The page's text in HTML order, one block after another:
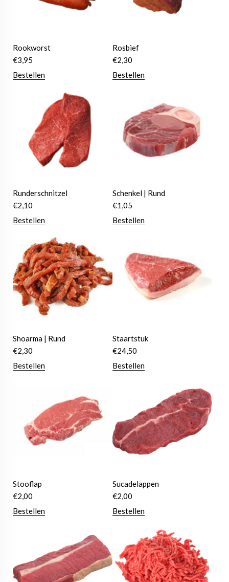
Rookworst
€3,95
Bestellen
Rosbief
€2,30
Bestellen
Runderschnitzel
€2,10
Bestellen
Schenkel | Rund
€1,05
Bestellen
Shoarma | Rund
€2,30
Bestellen
Staartstuk
€24,50
Bestellen
Stooflap
€2,00
Bestellen
Sucadelappen
€2,00
Bestellen